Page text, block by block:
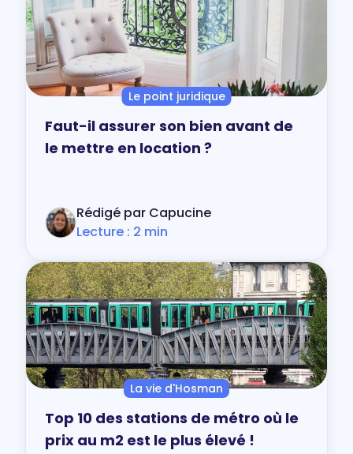
Le point juridique
Faut-il assurer son bien avant de
le mettre en location ?
Rédigé par Capucine
Lecture : 2 min
La vie d'Hosman
Top 10 des stations de métro où le
prix au m2 est le plus élevé !